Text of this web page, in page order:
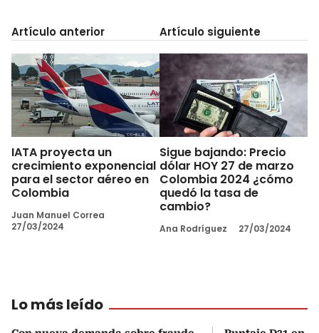
Artículo anterior
IATA proyecta un
crecimiento exponencial
para el sector aéreo en
Colombia
Juan Manuel Correa
27/03/2024
Artículo siguiente
Sigue bajando: Precio
dólar HOY 27 de marzo
Colombia 2024 ¿cómo
quedó la tasa de
cambio?
Ana Rodríguez 27/03/2024
Lo más leído